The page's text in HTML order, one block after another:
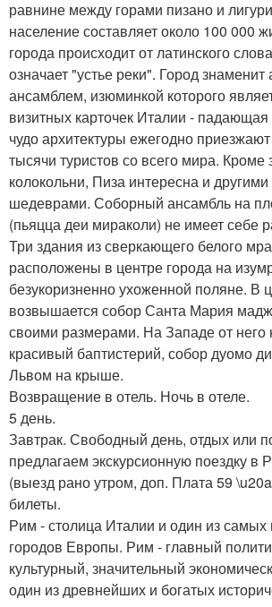
равнине между горами пизано и
население составляет около 100 000
города происходит от латинского
означает "устье реки". Город
ансамблем, изюминкой которого
визитных карточек Италии -
чудо архитектуры ежегодно
тысячи туристов со всего мира. Кроме
колокольни, Пиза интересна и
шедеврами. Соборный ансамбль на
(пьяцца деи мираколи) не имеет себе
Три здания из сверкающего белого
расположены в центре города на
безукоризненно ухоженной поляне. В
возвышается собор Санта Мария
своими размерами. На Западе от него
красивый баптистерий, собор дуомо
Львом на крыше.
Возвращение в отель. Ночь в отеле.
5 день.
Завтрак. Свободный день, отдых или
предлагаем экскурсионную поездку в
(выезд рано утром, доп. Плата 59
билеты.
Рим - столица Италии и один из
городов Европы. Рим - главный
культурный, значительный
один из древнейших и богатых